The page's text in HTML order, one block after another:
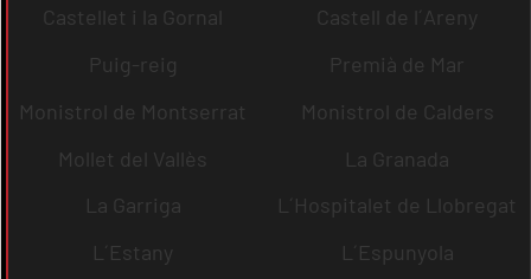
Castellet i la Gornal
Castell de l´Areny
Puig-reig
Premià de Mar
Monistrol de Montserrat
Monistrol de Calders
Mollet del Vallès
La Granada
La Garriga
L´Hospitalet de Llobregat
L´Estany
L´Espunyola